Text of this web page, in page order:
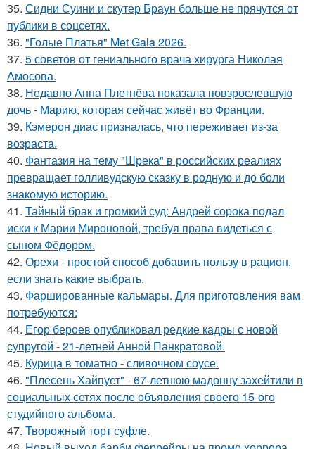
35. Сидни Суини и скутер Браун больше не прячутся от
публики в соцсетях.
36. "Голые Платья" Met Gala 2026.
37. 5 советов от гениального врача хирурга Николая
Амосова.
38. Недавно Анна Плетнёва показала повзрослевшую
дочь - Марию, которая сейчас живёт во Франции.
39. Кэмерон диас призналась, что переживает из-за
возраста.
40. Фантазия на тему "Шрека" в российских реалиях
превращает голливудскую сказку в родную и до боли
знакомую историю.
41. Тайный брак и громкий суд: Андрей сорока подал
иски к Марии Мироновой, требуя права видеться с
сыном Фёдором.
42. Орехи - простой способ добавить пользу в рацион,
если знать какие выбрать.
43. Фаршированные кальмары. Для приготовления вам
потребуются:
44. Егор бероев опубликовал редкие кадры с новой
супругой - 21-летней Анной Панкратовой.
45. Курица в томатно - сливочном соусе.
46. "Плесень Хайпует" - 67-летнюю мадонну захейтили в
социальных сетях после объявления своего 15-ого
студийного альбома.
47. Творожный торт суфле.